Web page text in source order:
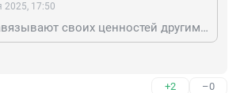
2025, 17:50
Амиши не навязывают своих ценностей другим. И они им сами соответствуют.
+2 –0